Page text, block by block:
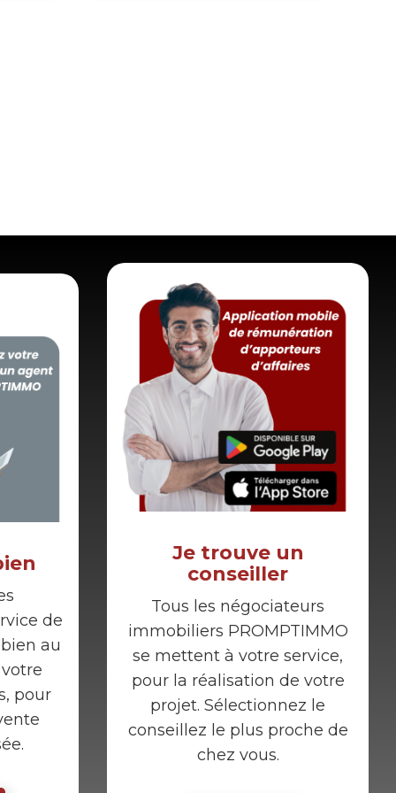
de
au
pour
Je trouve un
conseiller
Tous les négociateurs
immobiliers PROMPTIMMO
se mettent à votre service,
pour la réalisation de votre
projet. Sélectionnez le
conseillez le plus proche de
chez vous.